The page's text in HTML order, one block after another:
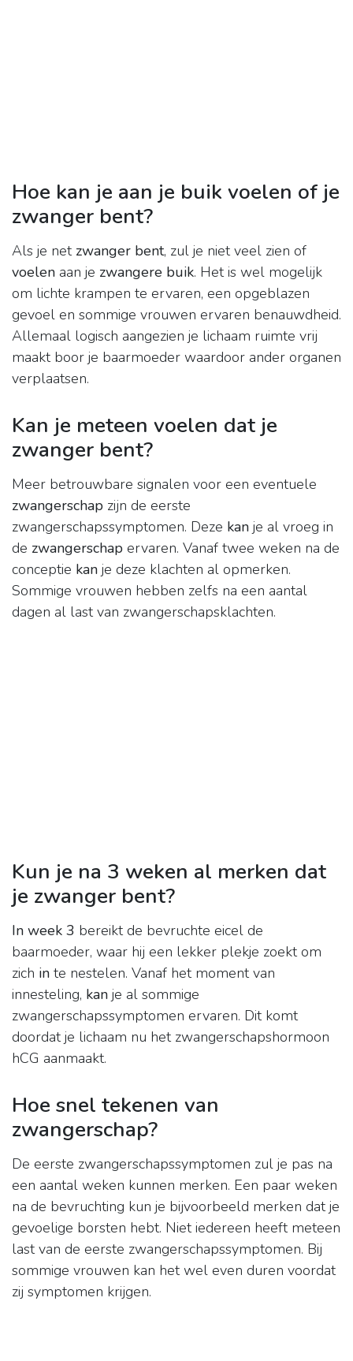
Hoe kan je aan je buik voelen of je
zwanger bent?
Als je net zwanger bent, zul je niet veel zien of
voelen aan je zwangere buik. Het is wel mogelijk
om lichte krampen te ervaren, een opgeblazen
gevoel en sommige vrouwen ervaren benauwdheid.
Allemaal logisch aangezien je lichaam ruimte vrij
maakt boor je baarmoeder waardoor ander organen
verplaatsen.
Kan je meteen voelen dat je
zwanger bent?
Meer betrouwbare signalen voor een eventuele
zwangerschap zijn de eerste
zwangerschapssymptomen. Deze kan je al vroeg in
de zwangerschap ervaren. Vanaf twee weken na de
conceptie kan je deze klachten al opmerken.
Sommige vrouwen hebben zelfs na een aantal
dagen al last van zwangerschapsklachten.
Kun je na 3 weken al merken dat
je zwanger bent?
In week 3 bereikt de bevruchte eicel de
baarmoeder, waar hij een lekker plekje zoekt om
zich in te nestelen. Vanaf het moment van
innesteling, kan je al sommige
zwangerschapssymptomen ervaren. Dit komt
doordat je lichaam nu het zwangerschapshormoon
hCG aanmaakt.
Hoe snel tekenen van
zwangerschap?
De eerste zwangerschapssymptomen zul je pas na
een aantal weken kunnen merken. Een paar weken
na de bevruchting kun je bijvoorbeeld merken dat je
gevoelige borsten hebt. Niet iedereen heeft meteen
last van de eerste zwangerschapssymptomen. Bij
sommige vrouwen kan het wel even duren voordat
zij symptomen krijgen.